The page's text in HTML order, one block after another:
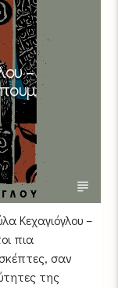
–
Κεχαγιόγλου –
πια
σαν
της